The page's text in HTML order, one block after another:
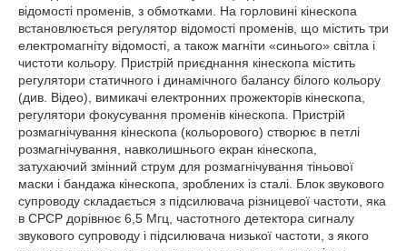
відомості променів, з обмотками. На горловині кінескопа
встановлюється регулятор відомості променів, що містить три
електромагніту відомості, а також магніти «синього» світла і
чистоти кольору. Пристрій приєднання кінескопа містить
регулятори статичного і динамічного балансу білого кольору
(див. Відео), вимикачі електронних прожекторів кінескопа,
регулятори фокусування променів кінескопа. Пристрій
розмагнічування кінескопа (кольорового) створює в петлі
розмагнічування, навколишнього екран кінескопа,
затухаючий змінний струм для розмагнічування тіньової
маски і бандажа кінескопа, зроблених із сталі. Блок звукового
супроводу складається з підсилювача різницевої частоти, яка
в СРСР дорівнює 6,5 Мгц, частотного детектора сигналу
звукового супроводу і підсилювача низької частоти, з якого